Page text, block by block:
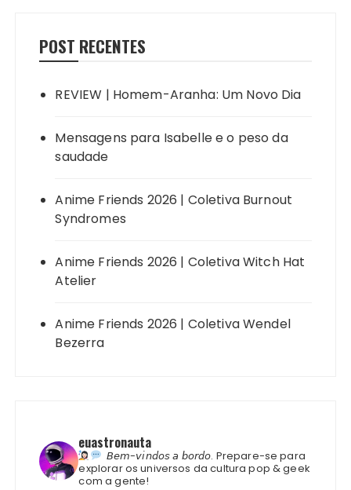
POST RECENTES
REVIEW | Homem-Aranha: Um Novo Dia
Mensagens para Isabelle e o peso da
saudade
Anime Friends 2026 | Coletiva Burnout
Syndromes
Anime Friends 2026 | Coletiva Witch Hat
Atelier
Anime Friends 2026 | Coletiva Wendel
Bezerra
euastronauta
𝘉𝘦𝘮-𝘷𝘪𝘯𝘥𝘰𝘴 𝘢 𝘣𝘰𝘳𝘥𝘰. Prepare-se para
explorar os universos da cultura pop & geek
com a gente!